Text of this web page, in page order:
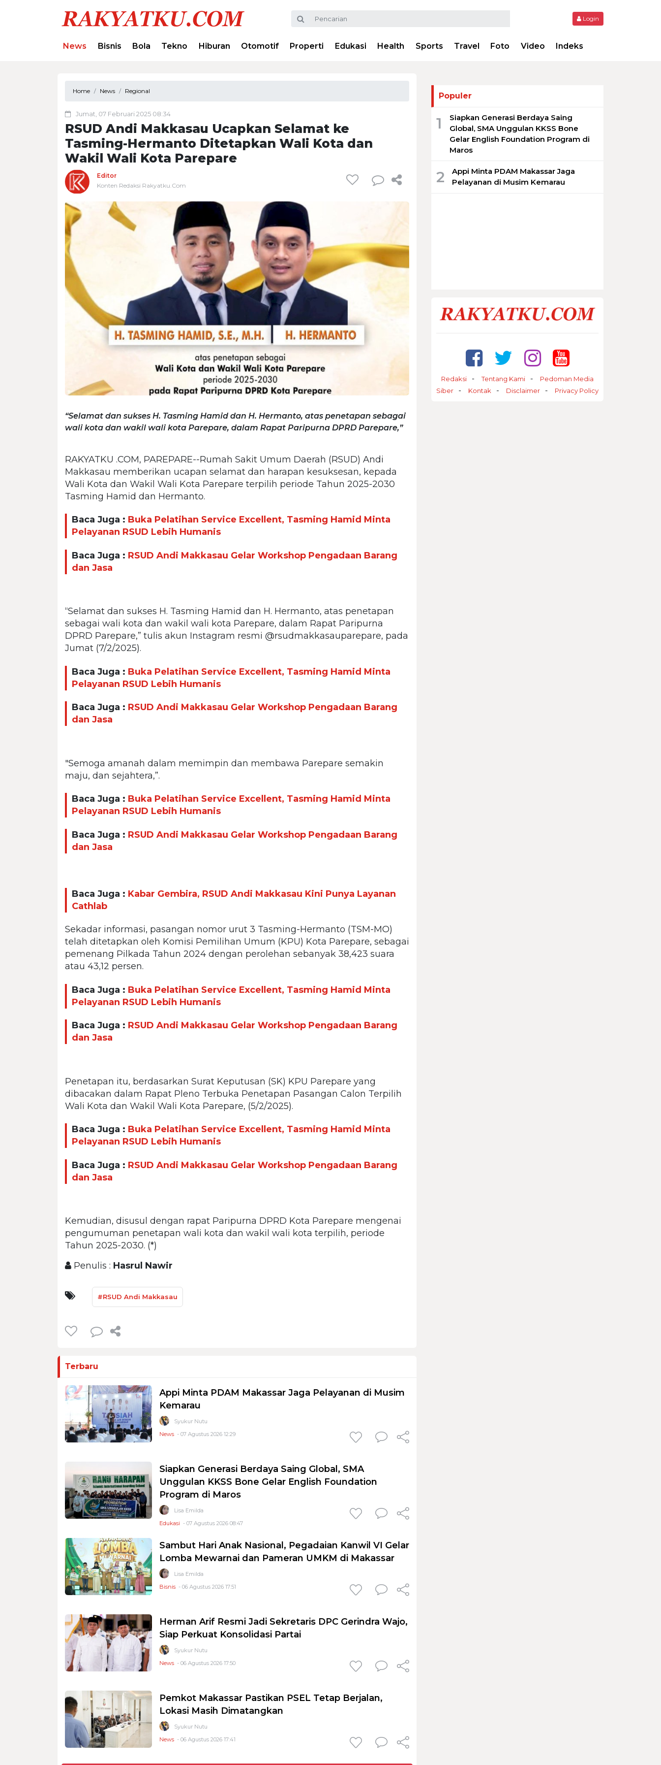
Login
News Bisnis Bola Tekno Hiburan Otomotif Properti Edukasi Health Sports Travel Foto Video Indeks
Home News Regional
Jumat, 07 Februari 2025 08:34
RSUD Andi Makkasau Ucapkan Selamat ke
Tasming-Hermanto Ditetapkan Wali Kota dan
Wakil Wali Kota Parepare
Editor
Konten Redaksi Rakyatku.Com
“Selamat dan sukses H. Tasming Hamid dan H. Hermanto, atas penetapan sebagai
wali kota dan wakil wali kota Parepare, dalam Rapat Paripurna DPRD Parepare,”
RAKYATKU .COM, PAREPARE--Rumah Sakit Umum Daerah (RSUD) Andi
Makkasau memberikan ucapan selamat dan harapan kesuksesan, kepada
Wali Kota dan Wakil Wali Kota Parepare terpilih periode Tahun 2025-2030
Tasming Hamid dan Hermanto.
Baca Juga : Buka Pelatihan Service Excellent, Tasming Hamid Minta
Pelayanan RSUD Lebih Humanis
Baca Juga : RSUD Andi Makkasau Gelar Workshop Pengadaan Barang
dan Jasa
“Selamat dan sukses H. Tasming Hamid dan H. Hermanto, atas penetapan
sebagai wali kota dan wakil wali kota Parepare, dalam Rapat Paripurna
DPRD Parepare,” tulis akun Instagram resmi @rsudmakkasauparepare, pada
Jumat (7/2/2025).
Baca Juga : Buka Pelatihan Service Excellent, Tasming Hamid Minta
Pelayanan RSUD Lebih Humanis
Baca Juga : RSUD Andi Makkasau Gelar Workshop Pengadaan Barang
dan Jasa
"Semoga amanah dalam memimpin dan membawa Parepare semakin
maju, dan sejahtera,”.
Baca Juga : Buka Pelatihan Service Excellent, Tasming Hamid Minta
Pelayanan RSUD Lebih Humanis
Baca Juga : RSUD Andi Makkasau Gelar Workshop Pengadaan Barang
dan Jasa
Baca Juga : Kabar Gembira, RSUD Andi Makkasau Kini Punya Layanan
Cathlab
Sekadar informasi, pasangan nomor urut 3 Tasming-Hermanto (TSM-MO)
telah ditetapkan oleh Komisi Pemilihan Umum (KPU) Kota Parepare, sebagai
pemenang Pilkada Tahun 2024 dengan perolehan sebanyak 38,423 suara
atau 43,12 persen.
Baca Juga : Buka Pelatihan Service Excellent, Tasming Hamid Minta
Pelayanan RSUD Lebih Humanis
Baca Juga : RSUD Andi Makkasau Gelar Workshop Pengadaan Barang
dan Jasa
Penetapan itu, berdasarkan Surat Keputusan (SK) KPU Parepare yang
dibacakan dalam Rapat Pleno Terbuka Penetapan Pasangan Calon Terpilih
Wali Kota dan Wakil Wali Kota Parepare, (5/2/2025).
Baca Juga : Buka Pelatihan Service Excellent, Tasming Hamid Minta
Pelayanan RSUD Lebih Humanis
Baca Juga : RSUD Andi Makkasau Gelar Workshop Pengadaan Barang
dan Jasa
Kemudian, disusul dengan rapat Paripurna DPRD Kota Parepare mengenai
pengumuman penetapan wali kota dan wakil wali kota terpilih, periode
Tahun 2025-2030. (*)
Penulis : Hasrul Nawir
#RSUD Andi Makkasau
Terbaru
Appi Minta PDAM Makassar Jaga Pelayanan di Musim
Kemarau
Syukur Nutu
News - 07 Agustus 2026 12:29
Siapkan Generasi Berdaya Saing Global, SMA
Unggulan KKSS Bone Gelar English Foundation
Program di Maros
Lisa Emilda
Edukasi - 07 Agustus 2026 08:47
Sambut Hari Anak Nasional, Pegadaian Kanwil VI Gelar
Lomba Mewarnai dan Pameran UMKM di Makassar
Lisa Emilda
Bisnis - 06 Agustus 2026 17:51
Herman Arif Resmi Jadi Sekretaris DPC Gerindra Wajo,
Siap Perkuat Konsolidasi Partai
Syukur Nutu
News - 06 Agustus 2026 17:50
Pemkot Makassar Pastikan PSEL Tetap Berjalan,
Lokasi Masih Dimatangkan
Syukur Nutu
News - 06 Agustus 2026 17:41
Populer
1
Siapkan Generasi Berdaya Saing
Global, SMA Unggulan KKSS Bone
Gelar English Foundation Program di
Maros
2
Appi Minta PDAM Makassar Jaga
Pelayanan di Musim Kemarau
Redaksi Tentang Kami
Pedoman Media
Siber
Kontak Disclaimer Privacy Policy